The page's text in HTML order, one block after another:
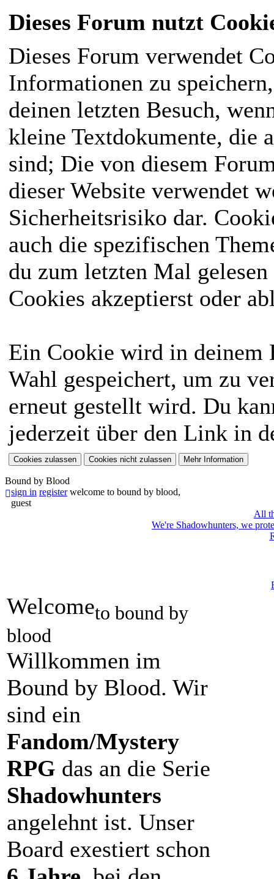
Dieses Forum nutzt
Dieses Forum verwendet
Informationen zu
deinen letzten Besuch,
kleine Textdokumente, die
sind; Die von diesem
dieser Website verwendet
Sicherheitsrisiko dar.
auch die spezifischen
du zum letzten Mal
Cookies akzeptierst oder
Ein Cookie wird in deinem
Wahl gespeichert, um zu
erneut gestellt wird. Du
jederzeit über den Link in
Bound by Blood
sign in register welcome to bound by blood,
guest
All
We're Shadowhunters, we
Welcometo bound by
blood
Willkommen im
Bound by Blood. Wir
sind ein
Fandom/Mystery
RPG das an die Serie
Shadowhunters
angelehnt ist. Unser
Board exestiert schon